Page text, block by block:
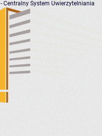
- Centralny System Uwierzytelniania